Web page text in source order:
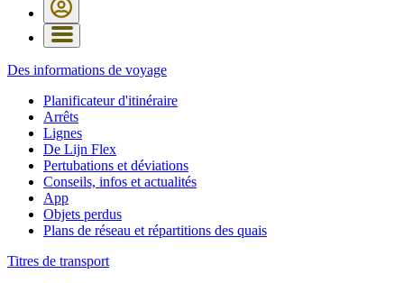
Des informations de voyage
Planificateur d'itinéraire
Arrêts
Lignes
De Lijn Flex
Pertubations et déviations
Conseils, infos et actualités
App
Objets perdus
Plans de réseau et répartitions des quais
Titres de transport